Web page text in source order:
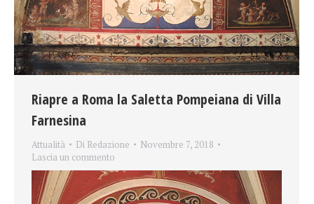
Riapre a Roma la Saletta Pompeiana di Villa
Farnesina
Attualità Di Redazione
Novembre 7, 2018
Lascia un commento